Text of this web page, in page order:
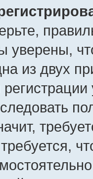
уверены,
из двух